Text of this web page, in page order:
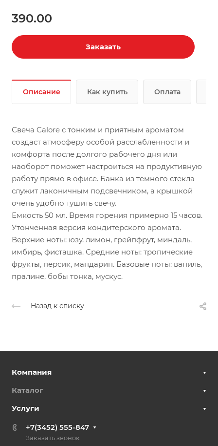
390.00
Заказать
Описание Как купить Оплата
Свеча Calore с тонким и приятным ароматом
создаст атмосферу особой расслабленности и
комфорта после долгого рабочего дня или
наоборот поможет настроиться на продуктивную
работу прямо в офисе. Банка из темного стекла
служит лаконичным подсвечником, а крышкой
очень удобно тушить свечу.
Емкость 50 мл. Время горения примерно 15 часов.
Утонченная версия кондитерского аромата.
Верхние ноты: юзу, лимон, грейпфрут, миндаль,
имбирь, фисташка. Средние ноты: тропические
фрукты, персик, мандарин. Базовые ноты: ваниль,
пралине, бобы тонка, мускус.
Назад к списку
Компания
Каталог
Услуги
+7(3452) 555-847
Заказать звонок